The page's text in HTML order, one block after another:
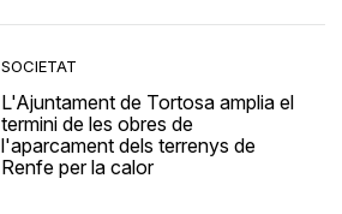
SOCIETAT
L'Ajuntament de Tortosa amplia el
termini de les obres de
l'aparcament dels terrenys de
Renfe per la calor